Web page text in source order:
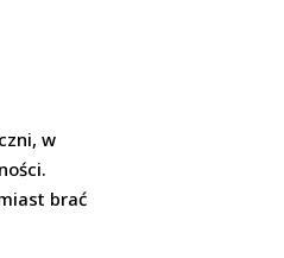
w
brać